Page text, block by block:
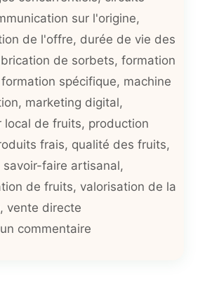
sur l'origine,
de l'offre, durée de vie des
de sorbets, formation
formation spécifique, machine
, marketing digital,
local de fruits, production
frais, qualité des fruits,
savoir-faire artisanal,
de fruits, valorisation de la
, vente directe
commentaire